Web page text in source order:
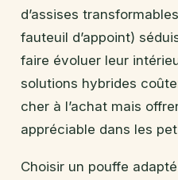
d’assises
fauteuil d’appoint)
faire évoluer leur
solutions hybrides
cher à l’achat mais
appréciable dans les
Choisir un pouffe